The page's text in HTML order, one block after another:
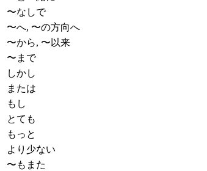
〜なしで
〜へ, 〜の方向へ
〜から, 〜以来
〜まで
しかし
または
もし
とても
もっと
より少ない
〜もまた